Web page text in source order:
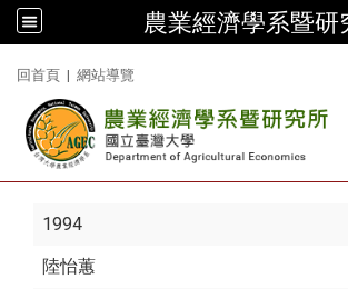
農業經濟學系暨研
回首頁 | 網站導覽
1994
陸怡蕙